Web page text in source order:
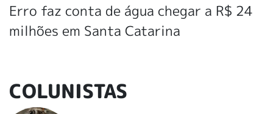
Erro faz conta de água chegar a R$ 24
milhões em Santa Catarina
COLUNISTAS